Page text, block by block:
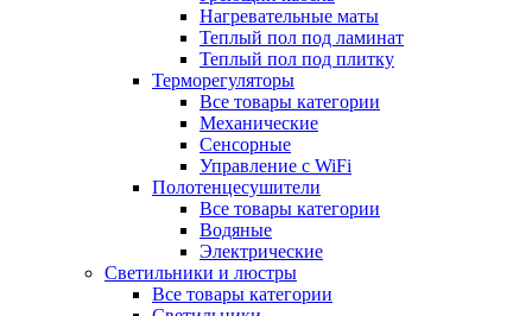
Нагревательные маты
Теплый пол под ламинат
Теплый пол под плитку
Терморегуляторы
Все товары категории
Механические
Сенсорные
Управление с WiFi
Полотенцесушители
Все товары категории
Водяные
Электрические
Светильники и люстры
Все товары категории